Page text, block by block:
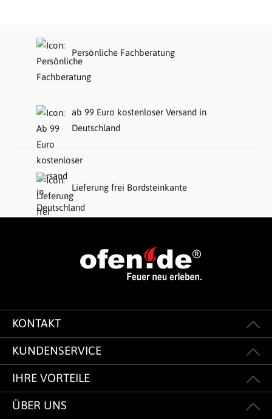
Persönliche Fachberatung
ab 99 Euro kostenloser Versand in
Deutschland
Lieferung frei Bordsteinkante
KONTAKT
KUNDENSERVICE
IHRE VORTEILE
ÜBER UNS